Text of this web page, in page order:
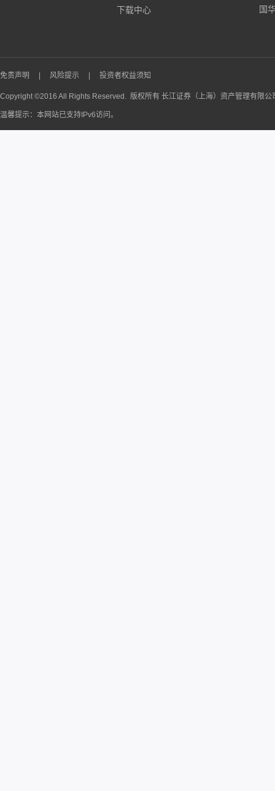
下载中心
国
免责声明 风险提示 投资者权益须知
Copyright ©2016 All Rights Reserved. 版权所有 长江证券（上海）资产管理有限
温馨提示：本网站已支持IPv6访问。